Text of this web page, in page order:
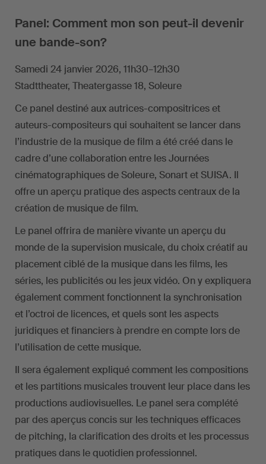
Panel: Comment mon son peut-il devenir
une bande-son?
Samedi 24 janvier 2026, 11h30–12h30
Stadttheater, Theatergasse 18, Soleure
Ce panel destiné aux autrices-compositrices et
auteurs-compositeurs qui souhaitent se lancer dans
l’industrie de la musique de film a été créé dans le
cadre d’une collaboration entre les Journées
cinématographiques de Soleure, Sonart et SUISA. Il
offre un aperçu pratique des aspects centraux de la
création de musique de film.
Le panel offrira de manière vivante un aperçu du
monde de la supervision musicale, du choix créatif au
placement ciblé de la musique dans les films, les
séries, les publicités ou les jeux vidéo. On y expliquera
également comment fonctionnent la synchronisation
et l’octroi de licences, et quels sont les aspects
juridiques et financiers à prendre en compte lors de
l’utilisation de cette musique.
Il sera également expliqué comment les compositions
et les partitions musicales trouvent leur place dans les
productions audiovisuelles. Le panel sera complété
par des aperçus concis sur les techniques efficaces
de pitching, la clarification des droits et les processus
pratiques dans le quotidien professionnel.